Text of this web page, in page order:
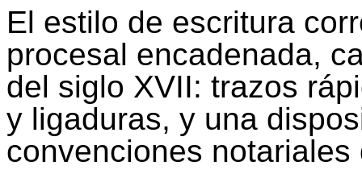
El estilo de escritura
procesal encadenada,
del siglo XVII: trazos
y ligaduras, y una
convenciones